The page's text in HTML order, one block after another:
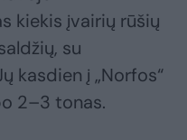
kiekis įvairių rūšių
su
kasdien į „Norfos“
2–3 tonas.